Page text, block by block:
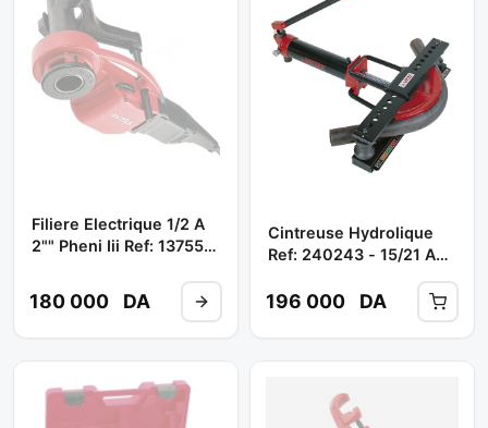
Filiere Electrique 1/2 A
2"" Pheni Iii Ref: 137550
180 000 DA
Cintreuse Hydrolique
Ref: 240243 - 15/21 A
196 000 DA